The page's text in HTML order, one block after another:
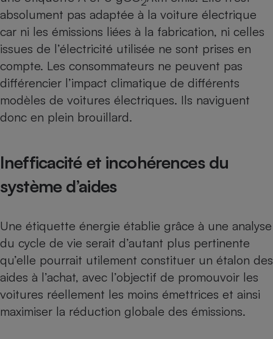
absolument pas adaptée à la voiture électrique
car ni les émissions liées à la fabrication, ni celles
issues de l’électricité utilisée ne sont prises en
compte. Les consommateurs ne peuvent pas
différencier l’impact climatique de différents
modèles de voitures électriques. Ils naviguent
donc en plein brouillard.
Inefficacité et incohérences du
système d’aides
Une étiquette énergie établie grâce à une analyse
du cycle de vie serait d’autant plus pertinente
qu’elle pourrait utilement constituer un étalon des
aides à l’achat, avec l’objectif de promouvoir les
voitures réellement les moins émettrices et ainsi
maximiser la réduction globale des émissions.